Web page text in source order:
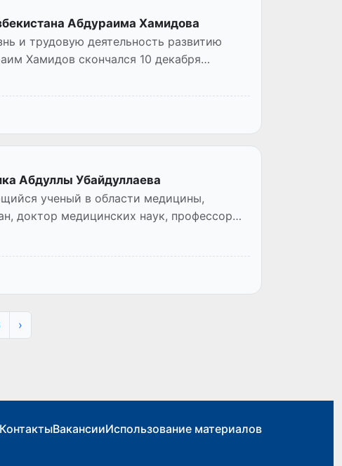
Абдураима Хамидова
и трудовую деятельность развитию
Хамидов скончался 10 декабря
Абдуллы Убайдуллаева
ученый в области медицины,
доктор медицинских наук, профессор
›
КонтактыВакансииИспользование материалов